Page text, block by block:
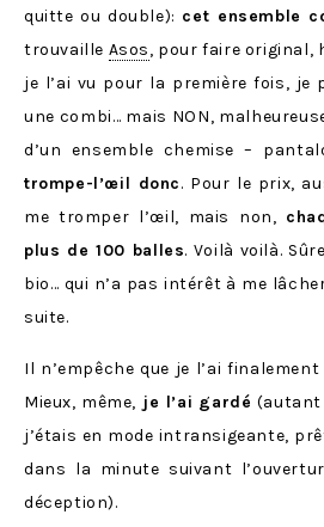
quitte ou double): cet ensemble
trouvaille Asos, pour faire original,
je l’ai vu pour la première fois, je
une combi… mais NON,
d’un ensemble chemise –
trompe-l’œil donc. Pour le prix,
me tromper l’œil, mais non,
plus de 100 balles. Voilà voilà.
bio… qui n’a pas intérêt à me
suite.
Il n’empêche que je l’ai
Mieux, même, je l’ai gardé (autant
j’étais en mode intransigeante,
dans la minute suivant
déception).